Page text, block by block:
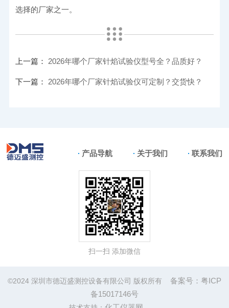
选择的厂家之一。
上一篇： 2026年哪个厂家针焰试验仪型号全？品质好？
下一篇： 2026年哪个厂家针焰试验仪可定制？交货快？
产品导航 关于我们 联系我们
扫一扫 添加微信
©2024 深圳市德迈盛测控设备有限公司 版权所有 备案号：粤ICP
备15017146号